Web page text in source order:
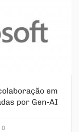
em
por Gen-AI
0